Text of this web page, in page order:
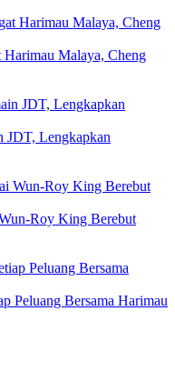
Harimau Malaya, Cheng
JDT, Lengkapkan
Roy King Berebut
Peluang Bersama Harimau